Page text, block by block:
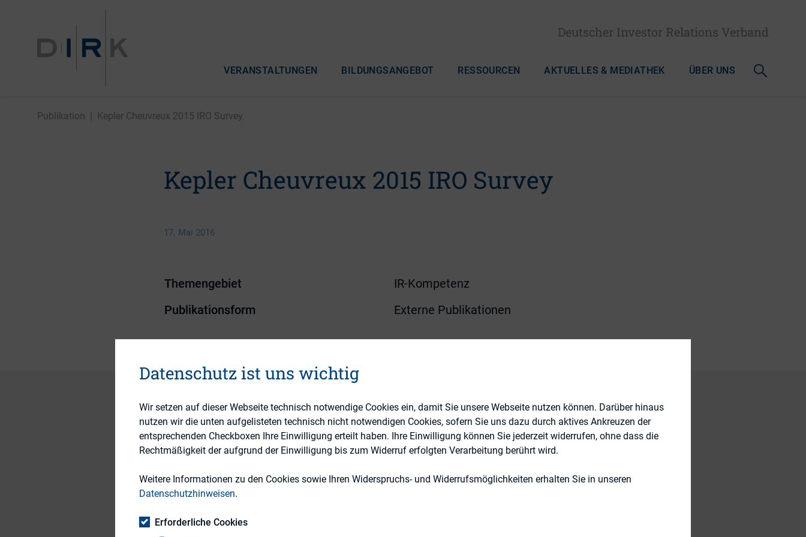
Deutscher Investor Relations Verband
VERANSTALTUNGEN BILDUNGSANGEBOT RESSOURCEN AKTUELLES & MEDIATHEK ÜBER UNS
Publikation Kepler Cheuvreux 2015 IRO Survey
Kepler Cheuvreux 2015 IRO Survey
17. Mai 2016
Themengebiet
IR-Kompetenz
Publikationsform
Externe Publikationen
What do Buzz Lightyear, the hero from Toy Story, and investor relations
professionals have in common? It’s definitely not the uniform or the wings; rather it is
IR professionals face difficult and increasingly complicated tasks in their daily lives. The
aim of this new edition of our annual IRO Surveys is to highlight the evolution of Investor
Relations practices in Europe. The following themes serve as a backbone to our analysis:
Datenschutz ist uns wichtig
Wir setzen auf dieser Webseite technisch notwendige Cookies ein, damit Sie unsere Webseite nutzen können. Darüber hinaus
nutzen wir die unten aufgelisteten technisch nicht notwendigen Cookies, sofern Sie uns dazu durch aktives Ankreuzen der
entsprechenden Checkboxen Ihre Einwilligung erteilt haben. Ihre Einwilligung können Sie jederzeit widerrufen, ohne dass die
Rechtmäßigkeit der aufgrund der Einwilligung bis zum Widerruf erfolgten Verarbeitung berührt wird.
Weitere Informationen zu den Cookies sowie Ihren Widerspruchs- und Widerrufsmöglichkeiten erhalten Sie in unseren
Datenschutzhinweisen.
Erforderliche Cookies